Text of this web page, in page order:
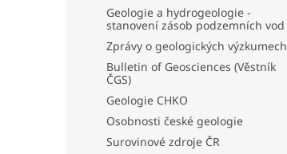
Geologie a hydrogeologie -
stanovení zásob podzemních vod
Zprávy o geologických výzkumech
Bulletin of Geosciences (Věstník
ČGS)
Geologie CHKO
Osobnosti české geologie
Surovinové zdroje ČR